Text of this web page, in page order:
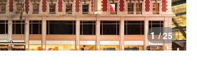
1 / 25